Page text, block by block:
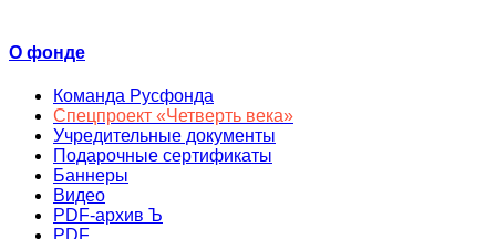
О фонде
Команда Русфонда
Спецпроект «Четверть века»
Учредительные документы
Подарочные сертификаты
Баннеры
Видео
PDF-архив Ъ
PDF